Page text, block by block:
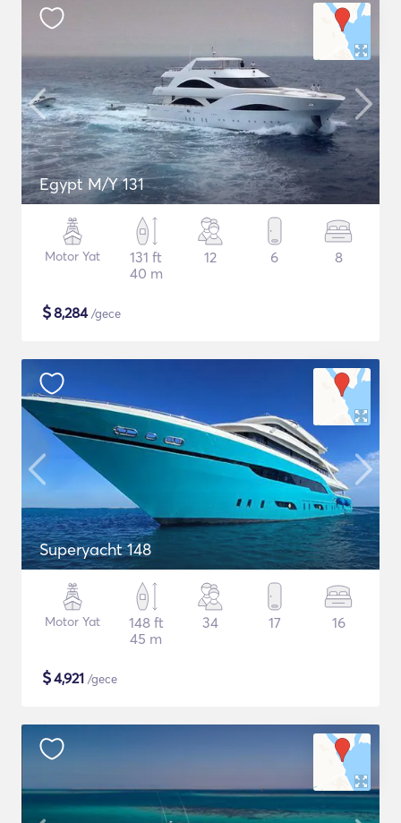
Egypt M/Y 131
Motor Yat
131 ft
40 m
12 6 8
$8,284/gece
Superyacht 148
Motor Yat
148 ft
45 m
34 17 16
$4,921 /gece